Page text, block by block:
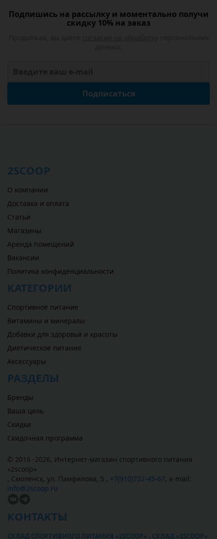
Подпишись на рассылку и моментально получи
скидку 10% на заказ
Подписаться
2SCOOP
О компании
Доставка и оплата
Статьи
Магазины
Аренда помещений
Вакансии
Политика конфиденциальности
КАТЕГОРИИ
Спортивное питание
Витамины и минералы
Добавки для здоровья и красоты
Диетическое питание
Аксессуары
РАЗДЕЛЫ
Бренды
Ваша цель
Скидки
Скидочная программа
© 2016 -2026, Интернет-магазин спортивного питания
«2scoop»
, Смоленск, ул. Памфилова, 5 , +7(910)722-45-67, e-mail:
info@2scoop.ru
КОНТАКТЫ
СКЛАД СПОРТИВНОГО ПИТАНИЯ «2SCOOP» , СКЛАД «2SCOOP»